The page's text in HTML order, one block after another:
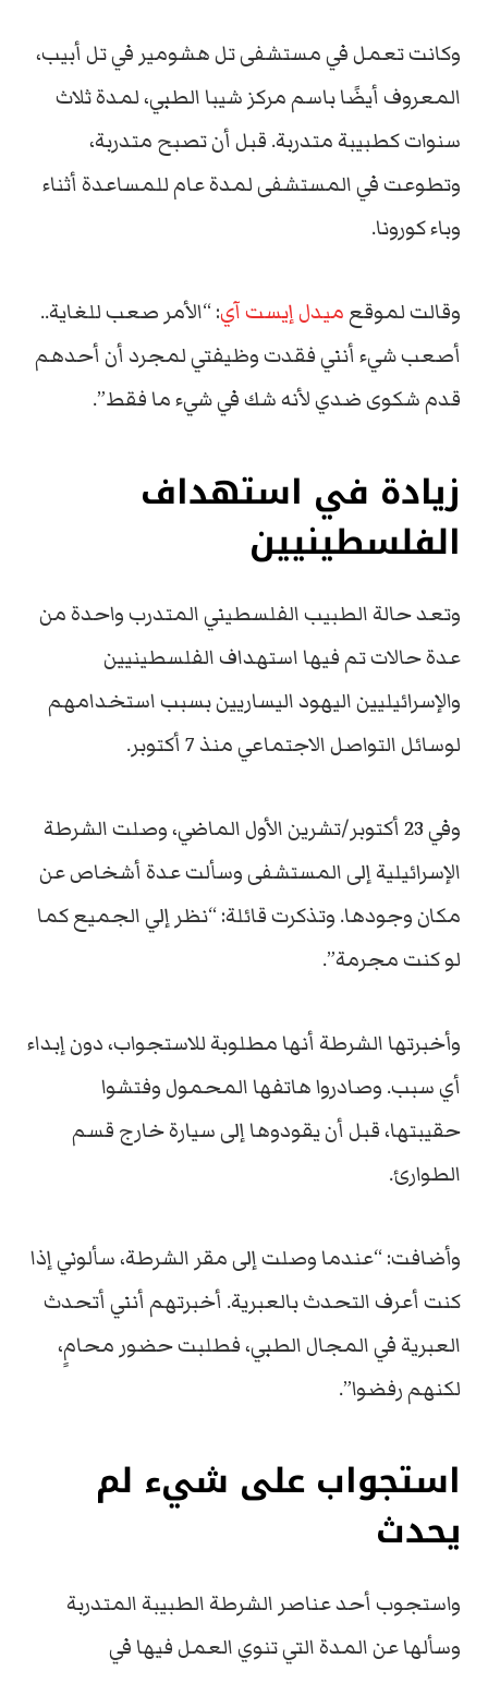
وكانت تعمل في مستشفى تل هشومير في تل أبيب،
المعروف أيضًا باسم مركز شيبا الطبي، لمدة ثلاث
سنوات كطبيبة متدربة. قبل أن تصبح متدربة،
وتطوعت في المستشفى لمدة عام للمساعدة أثناء
وباء كورونا.
وقالت لموقع ميدل إيست آي: “الأمر صعب للغاية..
أصعب شيء أنني فقدت وظيفتي لمجرد أن أحدهم
قدم شكوى ضدي لأنه شك في شيء ما فقط”.
زيادة في استهداف
الفلسطينيين
وتعد حالة الطبيب الفلسطيني المتدرب واحدة من
عدة حالات تم فيها استهداف الفلسطينيين
والإسرائيليين اليهود اليساريين بسبب استخدامهم
لوسائل التواصل الاجتماعي منذ 7 أكتوبر.
وفي 23 أكتوبر/تشرين الأول الماضي، وصلت الشرطة
الإسرائيلية إلى المستشفى وسألت عدة أشخاص عن
مكان وجودها. وتذكرت قائلة: “نظر إلي الجميع كما
لو كنت مجرمة”.
وأخبرتها الشرطة أنها مطلوبة للاستجواب، دون إبداء
أي سبب. وصادروا هاتفها المحمول وفتشوا
حقيبتها، قبل أن يقودوها إلى سيارة خارج قسم
الطوارئ.
وأضافت: “عندما وصلت إلى مقر الشرطة، سألوني إذا
كنت أعرف التحدث بالعبرية. أخبرتهم أنني أتحدث
العبرية في المجال الطبي، فطلبت حضور محامٍ،
لكنهم رفضوا”.
استجواب على شيء لم
يحدث
واستجوب أحد عناصر الشرطة الطبيبة المتدربة
وسألها عن المدة التي تنوي العمل فيها في